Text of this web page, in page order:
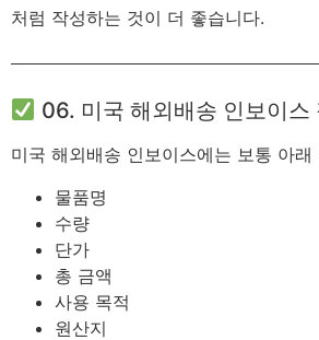
처럼 작성하는 것이 더 좋습니다.
06. 미국 해외배송 인보이스
미국 해외배송 인보이스에는 보통 아래
물품명
수량
단가
총 금액
사용 목적
원산지